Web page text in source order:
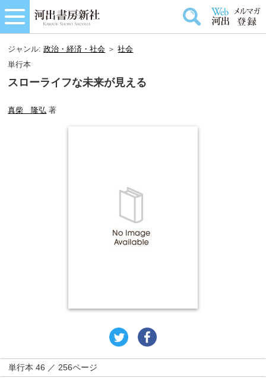
ジャンル:政治・経済・社会 ＞社会
単行本
スローライフな未来が見える
真柴 隆弘 著
単行本 46 ／ 256ページ